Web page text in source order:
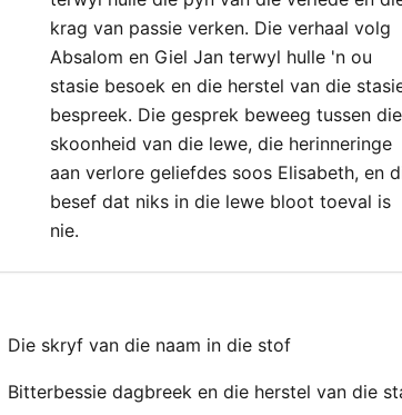
krag van passie verken. Die verhaal volg
Absalom en Giel Jan terwyl hulle 'n ou
stasie besoek en die herstel van die
bespreek. Die gesprek beweeg tussen die
skoonheid van die lewe, die herinneringe
aan verlore geliefdes soos Elisabeth, en
besef dat niks in die lewe bloot toeval is
nie.
Die skryf van die naam in die stof
Bitterbessie dagbreek en die herstel van die